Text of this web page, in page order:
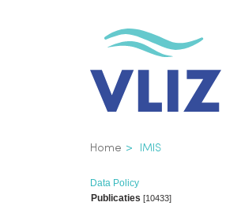
Kruimelpad
Home IMIS
Data Policy
Publicaties [10433]